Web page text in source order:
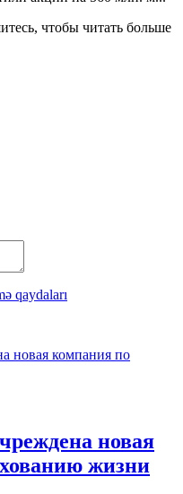
чтобы читать больше
qaydaları
новая
жизни